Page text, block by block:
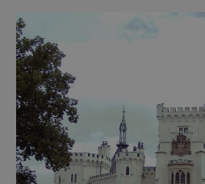
moderní zážitky do
turistických míst –
přibližně pětileté